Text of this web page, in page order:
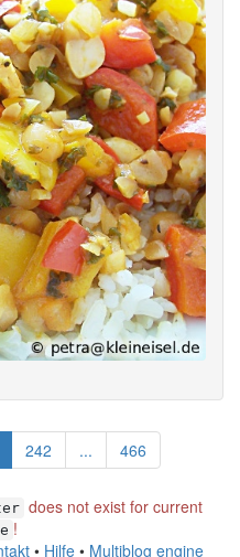
242 ... 466
does not exist for current
!
• Hilfe • Multiblog engine